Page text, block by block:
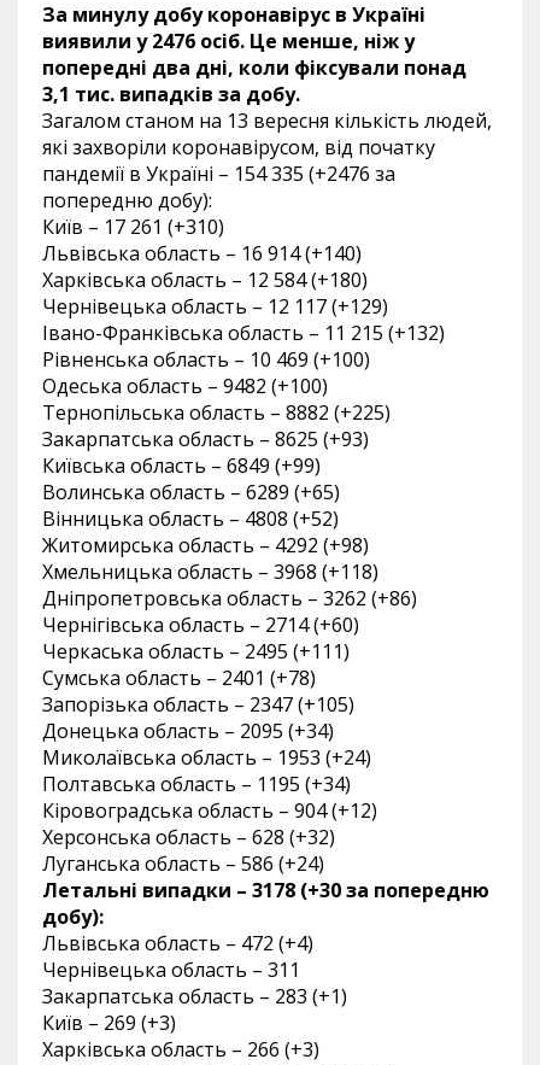
За минулу добу коронавірус в Україні
виявили у 2476 осіб. Це менше, ніж у
попередні два дні, коли фіксували понад
3,1 тис. випадків за добу.
Загалом станом на 13 вересня кількість людей,
які захворіли коронавірусом, від початку
пандемії в Україні – 154 335 (+2476 за
попередню добу):
Київ – 17 261 (+310)
Львівська область – 16 914 (+140)
Харківська область – 12 584 (+180)
Чернівецька область – 12 117 (+129)
Івано-Франківська область – 11 215 (+132)
Рівненська область – 10 469 (+100)
Одеська область – 9482 (+100)
Тернопільська область – 8882 (+225)
Закарпатська область – 8625 (+93)
Київська область – 6849 (+99)
Волинська область – 6289 (+65)
Вінницька область – 4808 (+52)
Житомирська область – 4292 (+98)
Хмельницька область – 3968 (+118)
Дніпропетровська область – 3262 (+86)
Чернігівська область – 2714 (+60)
Черкаська область – 2495 (+111)
Сумська область – 2401 (+78)
Запорізька область – 2347 (+105)
Донецька область – 2095 (+34)
Миколаївська область – 1953 (+24)
Полтавська область – 1195 (+34)
Кіровоградська область – 904 (+12)
Херсонська область – 628 (+32)
Луганська область – 586 (+24)
Летальні випадки – 3178 (+30 за попередню
добу):
Львівська область – 472 (+4)
Чернівецька область – 311
Закарпатська область – 283 (+1)
Київ – 269 (+3)
Харківська область – 266 (+3)